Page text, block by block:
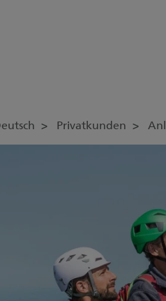
Privatkunden